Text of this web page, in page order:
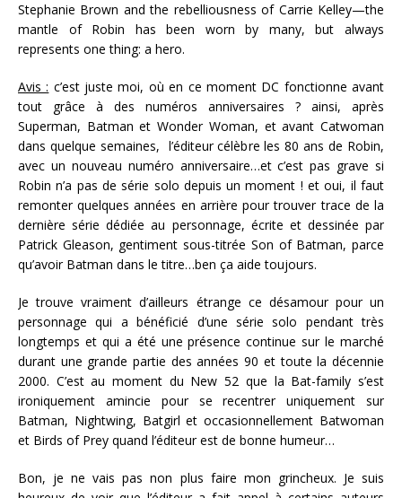
Stephanie Brown and the rebelliousness of Carrie Kelley—the
mantle of Robin has been worn by many, but always
represents one thing: a hero.
Avis : c’est juste moi, où en ce moment DC fonctionne avant
tout grâce à des numéros anniversaires ? ainsi, après
Superman, Batman et Wonder Woman, et avant Catwoman
dans quelque semaines, l’éditeur célèbre les 80 ans de Robin,
avec un nouveau numéro anniversaire…et c’est pas grave si
Robin n’a pas de série solo depuis un moment ! et oui, il faut
remonter quelques années en arrière pour trouver trace de la
dernière série dédiée au personnage, écrite et dessinée par
Patrick Gleason, gentiment sous-titrée Son of Batman, parce
qu’avoir Batman dans le titre…ben ça aide toujours.
Je trouve vraiment d’ailleurs étrange ce désamour pour un
personnage qui a bénéficié d’une série solo pendant très
longtemps et qui a été une présence continue sur le marché
durant une grande partie des années 90 et toute la décennie
2000. C’est au moment du New 52 que la Bat-family s’est
ironiquement amincie pour se recentrer uniquement sur
Batman, Nightwing, Batgirl et occasionnellement Batwoman
et Birds of Prey quand l’éditeur est de bonne humeur…
Bon, je ne vais pas non plus faire mon grincheux. Je suis